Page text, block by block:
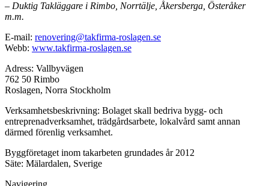
– Duktig Takläggare i Rimbo, Norrtälje, Åkersberga, Österåker
m.m.
E-mail: renovering@takfirma-roslagen.se
Webb: www.takfirma-roslagen.se
Adress: Vallbyvägen
762 50 Rimbo
Roslagen, Norra Stockholm
Verksamhetsbeskrivning: Bolaget skall bedriva bygg- och
entreprenadverksamhet, trädgårdsarbete, lokalvård samt annan
därmed förenlig verksamhet.
Byggföretaget inom takarbeten grundades år 2012
Säte: Mälardalen, Sverige
Navigering